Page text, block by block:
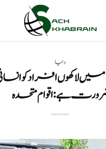
دنیا
لاکھوں افراد کو انسانی
ہے: اقوام متحدہ